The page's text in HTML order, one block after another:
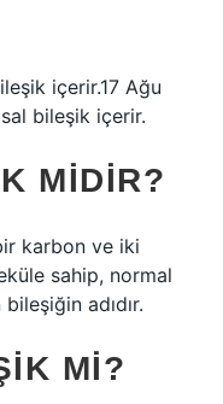
içerir.17 Ağu
bileşik içerir.
MIDIR?
karbon ve iki
sahip, normal
adıdır.
MI?